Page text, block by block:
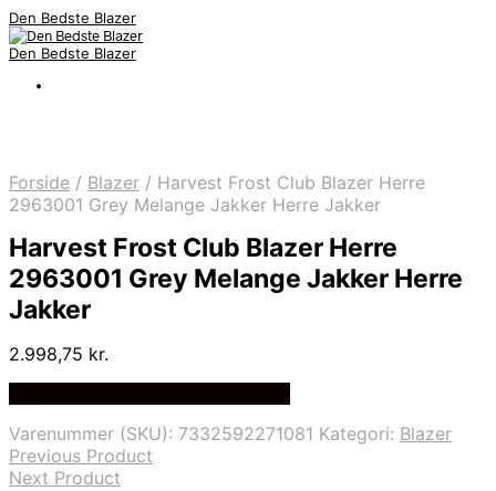
Den Bedste Blazer
Den Bedste Blazer
Forside / Blazer / Harvest Frost Club Blazer Herre
2963001 Grey Melange Jakker Herre Jakker
Harvest Frost Club Blazer Herre
2963001 Grey Melange Jakker Herre
Jakker
2.998,75 kr.
Varenummer (SKU): 7332592271081 Kategori: Blazer
Previous Product
Next Product